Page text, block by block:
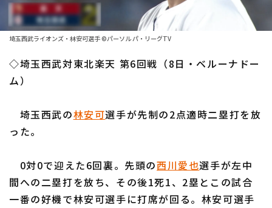
1軍公式戦
ファーム東地区
選手名鑑
選手名鑑トップ
北海道日本ハムファイターズ
埼玉西武ライオンズ
オリックス・バファローズ
福岡ソフトバンクホークス
ニュース
設定
埼玉西武ライオンズ・林安可選手 ©パーソル パ・リーグTV
◇埼玉西武対東北楽天 第6回戦（8日・ベルーナドー
ム）
埼玉西武の林安可選手が先制の2点適時二塁打を放
った。
0対0で迎えた6回裏。先頭の西川愛也選手が左中
間への二塁打を放ち、その後1死1、2塁とこの試合
一番の好機で林安可選手に打席が回る。林安可選手